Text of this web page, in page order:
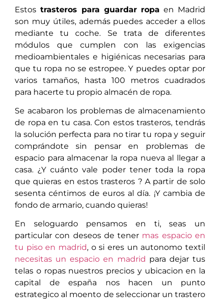
Estos trasteros para guardar ropa en Madrid
son muy útiles, además puedes acceder a ellos
mediante tu coche. Se trata de diferentes
módulos que cumplen con las exigencias
medioambientales e higiénicas necesarias para
que tu ropa no se estropee. Y puedes optar por
varios tamaños, hasta 100 metros cuadrados
para hacerte tu propio almacén de ropa.
Se acabaron los problemas de almacenamiento
de ropa en tu casa. Con estos trasteros, tendrás
la solución perfecta para no tirar tu ropa y seguir
comprándote sin pensar en problemas de
espacio para almacenar la ropa nueva al llegar a
casa. ¿Y cuánto vale poder tener toda la ropa
que quieras en estos trasteros ? A partir de solo
sesenta céntimos de euros al día. ¡Y cambia de
fondo de armario, cuando quieras!
En seloguardo pensamos en ti, seas un
particular con deseos de tener mas espacio en
tu piso en madrid, o si eres un autonomo textil
necesitas un espacio en madrid para dejar tus
telas o ropas nuestros precios y ubicacion en la
capital de españa nos hacen un punto
estrategico al moento de seleccionar un trastero